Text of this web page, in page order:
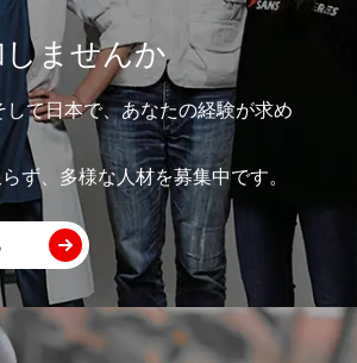
ませんか
て日本で、あなたの経験が求め
ず、多様な人材を募集中です。